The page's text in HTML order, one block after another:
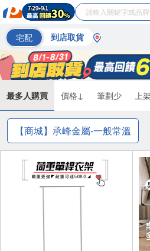
宅配 到店取貨
最多人購買 價格↓ 筆劃少 上
【商城】承峰金屬-一般常溫